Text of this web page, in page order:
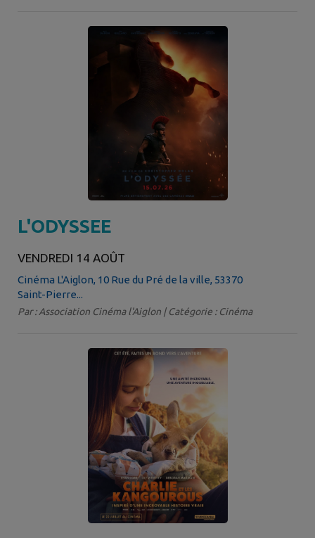
L'ODYSSEE
VENDREDI 14 AOÛT
Cinéma L'Aiglon, 10 Rue du Pré de la ville, 53370
Saint-Pierre...
Par : Association Cinéma l'Aiglon | Catégorie : Cinéma